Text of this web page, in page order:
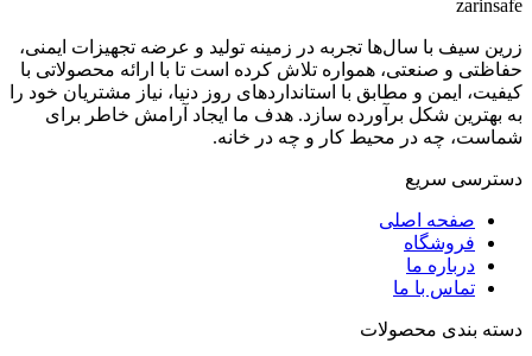
zarinsafe
زرین سیف با سال‌ها تجربه در زمینه تولید و عرضه تجهیزات ایمنی،
حفاظتی و صنعتی، همواره تلاش کرده است تا با ارائه محصولاتی با
کیفیت، ایمن و مطابق با استانداردهای روز دنیا، نیاز مشتریان خود را
به بهترین شکل برآورده سازد. هدف ما ایجاد آرامش خاطر برای
شماست، چه در محیط کار و چه در خانه.
دسترسی سریع
صفحه اصلی
فروشگاه
درباره ما
تماس با ما
دسته بندی محصولات